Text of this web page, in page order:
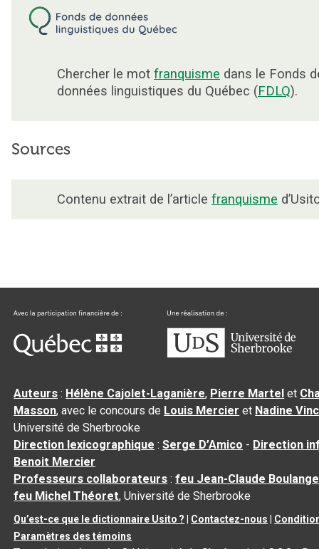
Chercher le mot franquisme dans le Fonds
données linguistiques du Québec (FDLQ).
Sources
Contenu extrait de l’article franquisme
Auteurs : Hélène Cajolet-Laganière, Pierre Martel et
Masson, avec le concours de Louis Mercier et Nadine
Université de Sherbrooke
Direction lexicographique :Serge D’Amico - Direction
Benoit Mercier
Professeurs collaborateurs :feu Jean-Claude
feu Michel Théoret, Université de Sherbrooke
Qu’est-ce que le dictionnaire Usito ? Contactez-nous
Paramètres des témoins